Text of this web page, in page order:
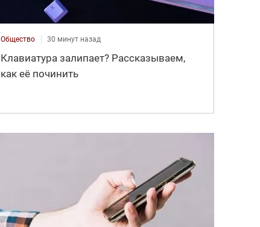
Общество 30 минут назад
Клавиатура залипает? Рассказываем,
как её починить